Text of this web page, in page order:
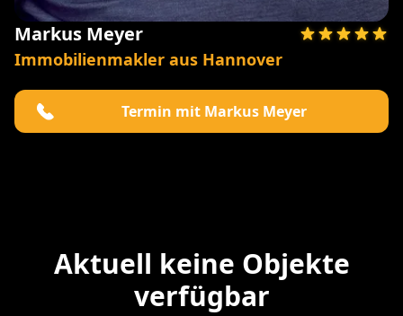
Markus Meyer
Immobilienmakler aus Hannover
Termin mit Markus Meyer
Aktuell keine Objekte
verfügbar